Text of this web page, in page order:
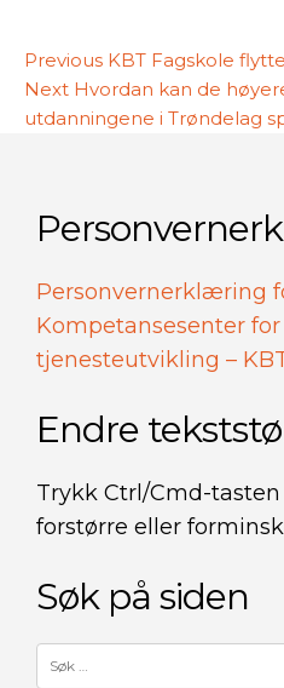
Previous Previous
post:
KBT Fagskole
Next Next
post:
Hvordan kan de
utdanningene i Trøndelag
Personvernerklæring
Kompetansesenter
tjenesteutvikling –
Endre
Trykk Ctrl/Cmd-tasten
forstørre eller
Søk på siden
etter: